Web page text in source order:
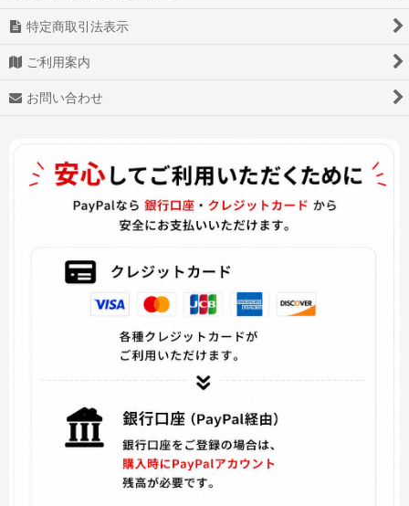
特定商取引法表示
ご利用案内
お問い合わせ